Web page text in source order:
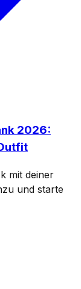
2026:
mit deiner
und starte